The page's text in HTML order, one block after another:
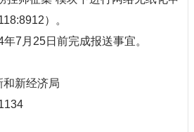
）。
7月25日前完成报送事宜。
新经济局